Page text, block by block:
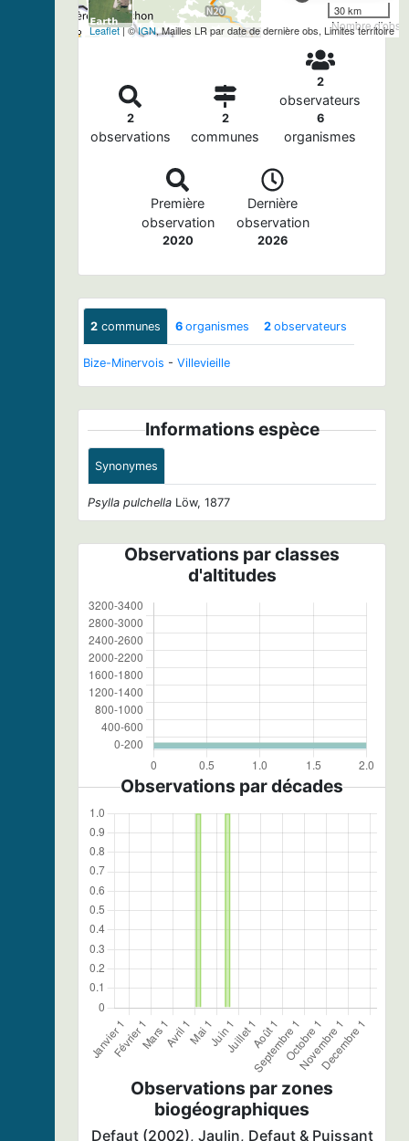
Nombre
30 km
Leaflet| ©IGN, Mailles LR par date de dernière obs, Limites territoire
2
observations
2
communes
2
observateurs
6
organismes
Première
observation
2020
Dernière
observation
2026
2 communes 6 organismes 2 observateurs
Bize-Minervois - Villevieille
Informations espèce
Synonymes
Psylla pulchella Löw, 1877
Observations par classes
d'altitudes
Observations par décades
Observations par zones
biogéographiques
Defaut (2002), Jaulin, Defaut & Puissant